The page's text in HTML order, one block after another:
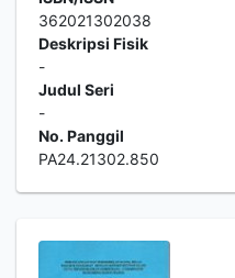
362021302038
Deskripsi Fisik
-
Judul Seri
-
No. Panggil
PA24.21302.850